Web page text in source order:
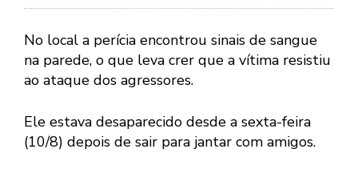
No local a perícia encontrou sinais de sangue
na parede, o que leva crer que a vítima resistiu
ao ataque dos agressores.
Ele estava desaparecido desde a sexta-feira
(10/8) depois de sair para jantar com amigos.